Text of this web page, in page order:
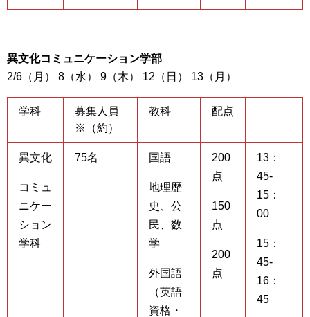
異文化コミュニケーション学部
2/6（月） 8（水） 9（木） 12（日） 13（月）
学科
募集人員
※（約）
教科 配点
異文化
コミュ
ニケー
ション
学科
75名 国語
地理歴
史、公
民、数
学
外国語
（英語
資格・
200
点
150
点
200
点
13：
45-
15：
00
15：
45-
16：
45